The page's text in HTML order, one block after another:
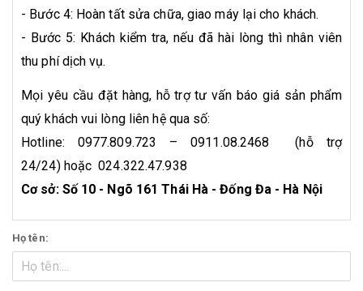
- Bước 4: Hoàn tất sửa chữa, giao máy lại cho khách.
- Bước 5: Khách kiểm tra, nếu đã hài lòng thì nhân viên
thu phí dịch vụ.
Mọi yêu cầu đặt hàng, hỗ trợ tư vấn báo giá sản phẩm
quý khách vui lòng liên hệ qua số:
Hotline: 0977.809.723 – 0911.08.2468 (hỗ trợ
24/24) hoặc 024.322.47.938
Cơ sở: Số 10 - Ngõ 161 Thái Hà - Đống Đa - Hà Nội
Họ tên: